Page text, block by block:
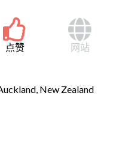
点赞 网站
New Zealand